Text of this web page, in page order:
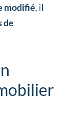
modifié, il
de